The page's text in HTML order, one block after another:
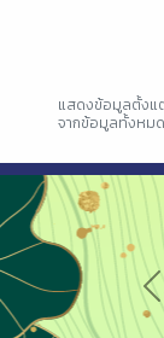
แสดงข้อมูลตั้งแ
จากข้อมูลทั้งหม